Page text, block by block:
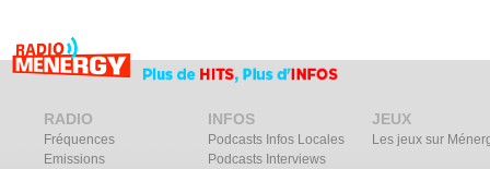
RADIO
Fréquences
Emissions
INFOS
Podcasts Infos Locales
Podcasts Interviews
JEUX
Les jeux sur